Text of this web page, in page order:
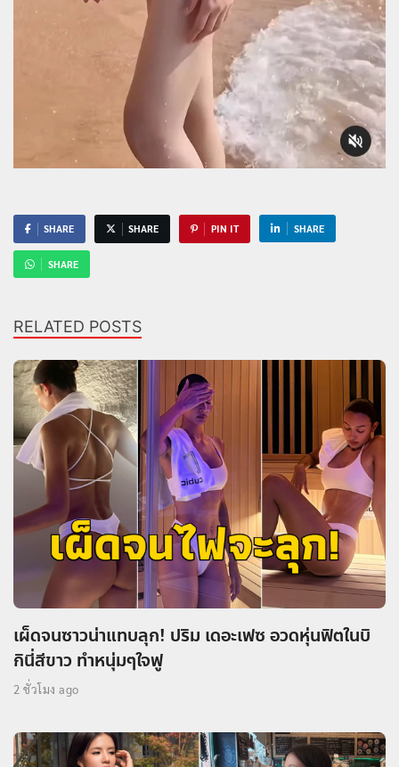
SHARE SHARE PIN IT SHARE
SHARE
RELATED POSTS
เผ็ดจนซาวน่าแทบลุก! ปริม เดอะเฟซ อวดหุ่นฟิตในบิ
กินี่สีขาว ทำหนุ่มๆใจฟู
2 ชั่วโมง ago